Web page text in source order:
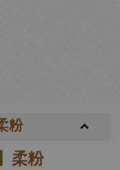
粉
柔粉